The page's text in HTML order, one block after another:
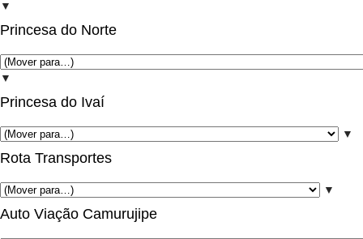
▼
Princesa do Norte
▼
Princesa do Ivaí
▼
Rota Transportes
▼
Auto Viação Camurujipe